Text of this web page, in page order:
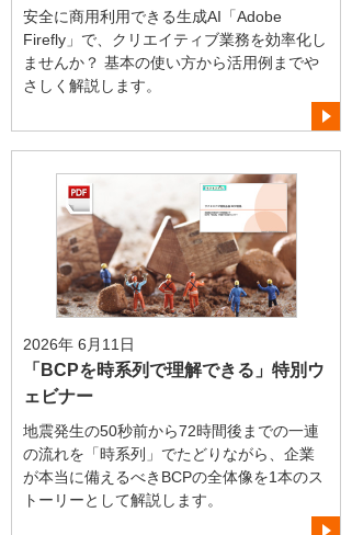
安全に商用利用できる生成AI「Adobe
Firefly」で、クリエイティブ業務を効率化し
ませんか？ 基本の使い方から活用例までや
さしく解説します。
2026年 6月11日
「BCPを時系列で理解できる」特別ウ
ェビナー
地震発生の50秒前から72時間後までの一連
の流れを「時系列」でたどりながら、企業
が本当に備えるべきBCPの全体像を1本のス
トーリーとして解説します。